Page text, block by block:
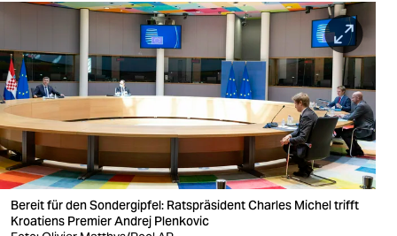
nord
wahrheit
verlag
verlag
veranstaltungen
Bereit für den Sondergipfel: Ratspräsident Charles Michel trifft
Kroatiens Premier Andrej Plenkovic